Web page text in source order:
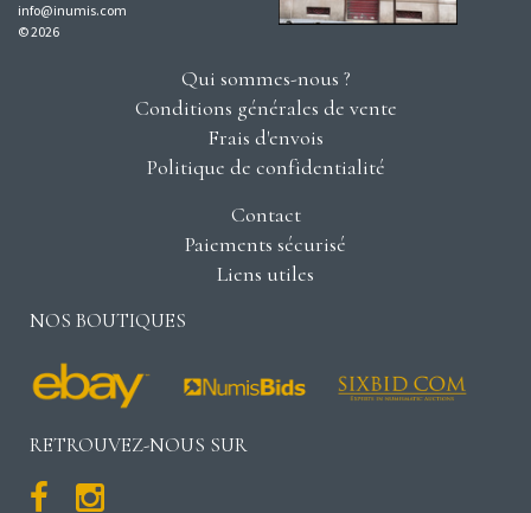
info@inumis.com
© 2026
Qui sommes-nous ?
Conditions générales de vente
Frais d'envois
Politique de confidentialité
Contact
Paiements sécurisé
Liens utiles
NOS BOUTIQUES
RETROUVEZ-NOUS SUR